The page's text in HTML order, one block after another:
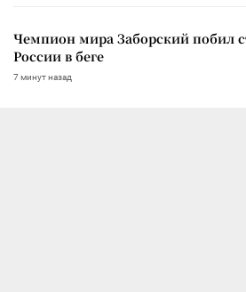
Чемпион мира Заборский побил
России в беге
7 минут назад